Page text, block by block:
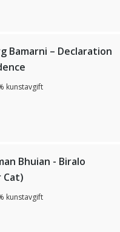
Bamarni – Declaration
kunstavgift
Bhuian - Biralo
Cat)
kunstavgift